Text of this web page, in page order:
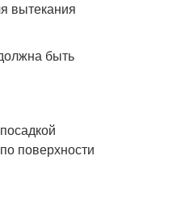
вытекания
быть
поверхности